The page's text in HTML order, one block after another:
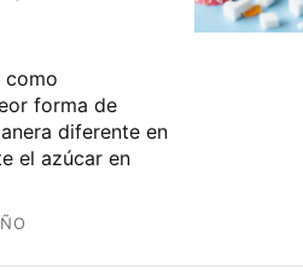
como
forma de
diferente en
el azúcar en